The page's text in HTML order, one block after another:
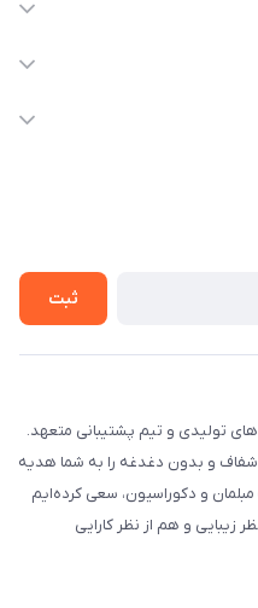
ثبت
تولیدی و تیم پشتیبانی متعهد.
و بدون دغدغه را به شما هدیه
و دکوراسیون، سعی کرده‌ایم
زیبایی و هم از نظر کارایی